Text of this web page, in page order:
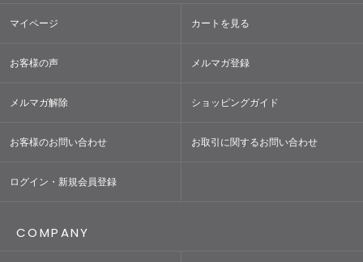
マイページ カートを見る
お客様の声 メルマガ登録
メルマガ解除 ショッピングガイド
お客様のお問い合わせ お取引に関するお問い合わせ
ログイン・新規会員登録
COMPANY